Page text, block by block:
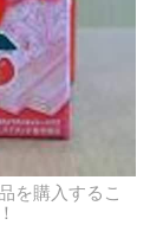
を購入するこ